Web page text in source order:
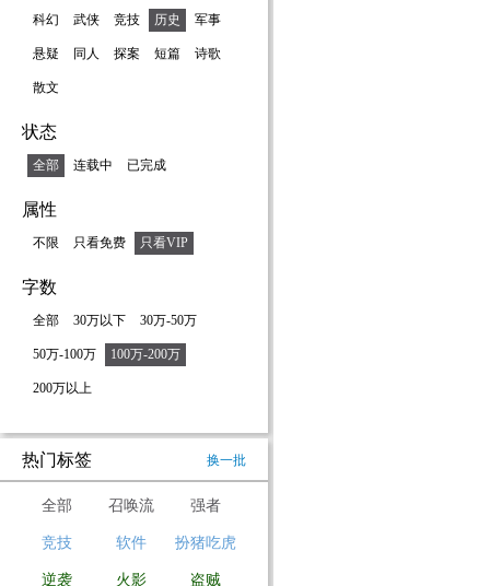
科幻 武侠 竞技 历史 军事
悬疑 同人 探案 短篇 诗歌
散文
状态
全部 连载中 已完成
属性
不限 只看免费 只看VIP
字数
全部 30万以下 30万-50万
50万-100万 100万-200万
200万以上
热门标签 换一批
全部 召唤流 强者
竞技 软件 扮猪吃虎
逆袭 火影 盗贼